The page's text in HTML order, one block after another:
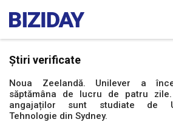
Știri verificate
Noua Zeelandă. Unilever a
săptămâna de lucru de patru
angajaților sunt studiate de
Tehnologie din Sydney.